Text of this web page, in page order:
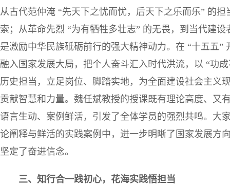
从古代范仲淹 “先天下之忧而忧，后天下之乐而乐” 的
索；从革命先烈 “为有牺牲多壮志” 的无畏，到当代建
是激励中华民族砥砺前行的强大精神动力。在 “十五五
融入国家发展大局，把个人奋斗汇入时代洪流，以 “功
历史担当，立足岗位、脚踏实地，为全面建设社会主义
贡献智慧和力量。魏任斌教授的授课既有理论高度、又
语言生动、案例鲜活，引发了全体学员的强烈共鸣。大
论阐释与鲜活的实践案例中，进一步明晰了国家发展方
坚定了奋进信念。
三、 知行合一践初心，花海实践悟担当